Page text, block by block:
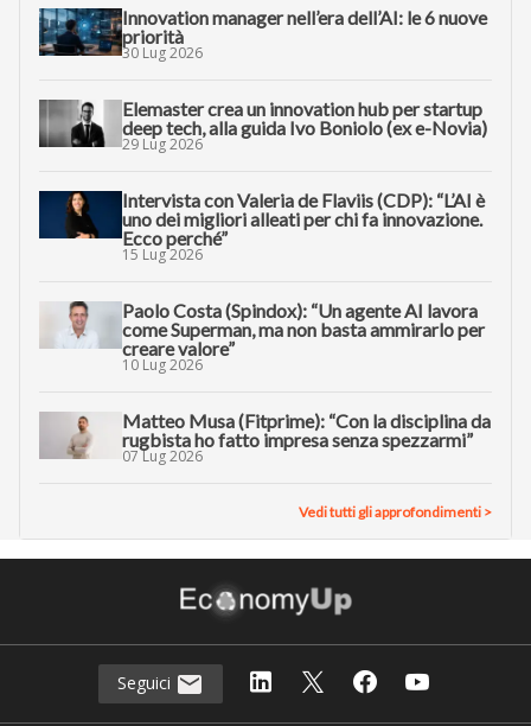
Innovation manager nell’era dell’AI: le 6 nuove
priorità
30 Lug 2026
Elemaster crea un innovation hub per startup
deep tech, alla guida Ivo Boniolo (ex e-Novia)
29 Lug 2026
Intervista con Valeria de Flaviis (CDP): “L’AI è
uno dei migliori alleati per chi fa innovazione.
Ecco perché”
15 Lug 2026
Paolo Costa (Spindox): “Un agente AI lavora
come Superman, ma non basta ammirarlo per
creare valore”
10 Lug 2026
Matteo Musa (Fitprime): “Con la disciplina da
rugbista ho fatto impresa senza spezzarmi”
07 Lug 2026
Vedi tutti gli approfondimenti >
Seguici